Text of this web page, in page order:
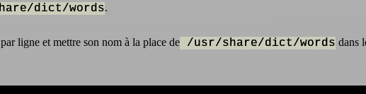
dict/words.
ligne et mettre son nom à la place de /usr/share/dict/words dans